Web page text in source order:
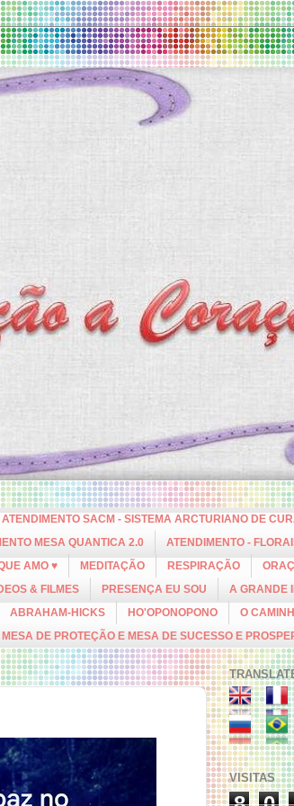
ATENDIMENTO SACM - SISTEMA ARCTURIANO DE
MESA QUANTICA 2.0
ATENDIMENTO -
AMO ♥ MEDITAÇÃO RESPIRAÇÃO
& FILMES PRESENÇA EU SOU
A GRANDE
ABRAHAM-HICKS HO'OPONOPONO O
DE PROTEÇÃO E MESA DE SUCESSO E
VISITAS